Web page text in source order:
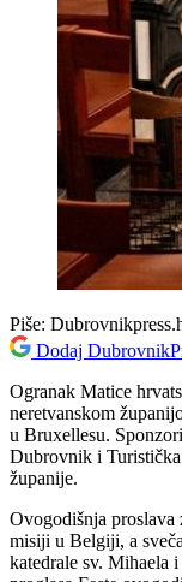
Piše:
Dodaj
Ogranak Matice
neretvanskom
u Bruxellesu.
Dubrovnik i
županije.
Ovogodišnja proslava
misiji u Belgiji, a
katedrale sv. Mihaela